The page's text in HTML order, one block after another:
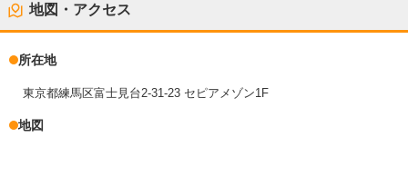
地図・アクセス
所在地
東京都練馬区富士見台2-31-23 セピアメゾン1F
地図